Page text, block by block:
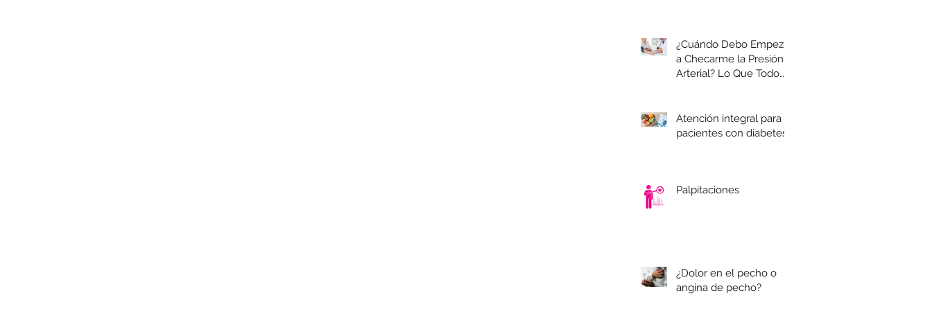
¿Cuándo Debo Empezar
a Checarme la Presión
Arterial? Lo Que Todo
Atención integral para
pacientes con diabetes
Palpitaciones
¿Dolor en el pecho o
angina de pecho?